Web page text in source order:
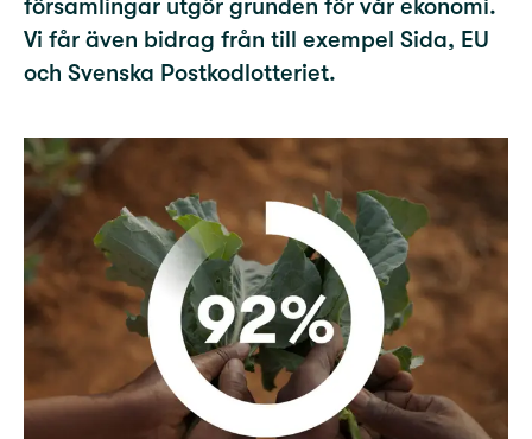
församlingar utgör grunden för vår ekonomi.
Vi får även bidrag från till exempel Sida, EU
och Svenska Postkodlotteriet.